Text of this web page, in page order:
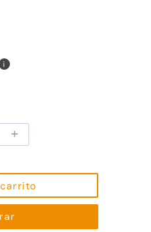
i
+